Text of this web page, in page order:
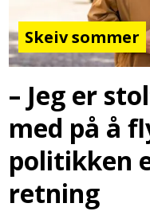
Skeiv sommer
– Jeg er
med på å
politikken
retning